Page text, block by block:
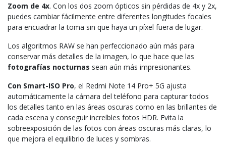
Zoom de 4x. Con los dos zoom ópticos sin pérdidas de 4x y 2x,
puedes cambiar fácilmente entre diferentes longitudes focales
para encuadrar la toma sin que haya un píxel fuera de lugar.
Los algoritmos RAW se han perfeccionado aún más para
conservar más detalles de la imagen, lo que hace que las
fotografías nocturnas sean aún más impresionantes.
Con Smart-ISO Pro, el Redmi Note 14 Pro+ 5G ajusta
automáticamente la cámara del teléfono para capturar todos
los detalles tanto en las áreas oscuras como en las brillantes de
cada escena y conseguir increíbles fotos HDR. Evita la
sobreexposición de las fotos con áreas oscuras más claras, lo
que mejora el equilibrio de luces y sombras.